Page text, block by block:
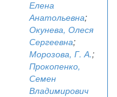
Елена
Анатольевна;
Окунева, Олеся
Сергеевна;
Морозова, Г. А.;
Прокопенко,
Семен
Владимирович